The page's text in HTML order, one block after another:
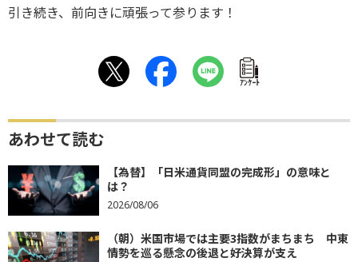
引き続き、前向きに頑張って参ります！
ｱﾝｹｰﾄ
あわせて読む
【為替】「日米通貨同盟の完成形」の意味と
は？
2026/08/06
（朝）米国市場では主要3指数がまちまち 中東
情勢を巡る懸念の後退と好決算が支え